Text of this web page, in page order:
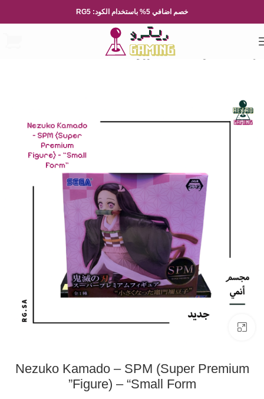
خصم اضافي 5% باستخدام الكود: RG5
العاب و مجسمات فيقرز و مجسمات يابانية
Nezuko Kamado – SPM (Super Premium
Figure) – “Small Form”